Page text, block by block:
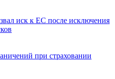
иск к ЕС после исключения
при страховании